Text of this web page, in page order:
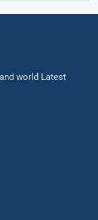
world Latest